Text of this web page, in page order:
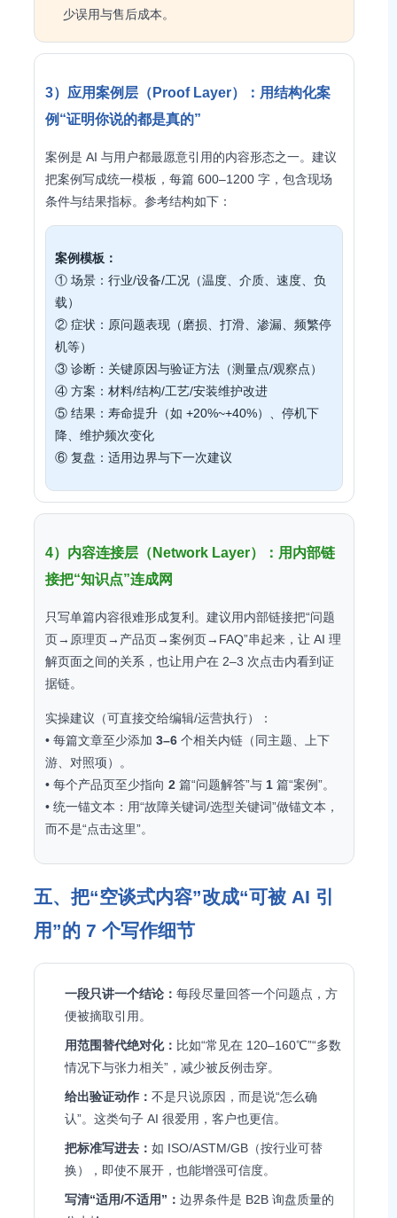
少误用与售后成本。
3）应用案例层（Proof Layer）：用结构化案
例“证明你说的都是真的”
案例是 AI 与用户都最愿意引用的内容形态之一。建议
把案例写成统一模板，每篇 600–1200 字，包含现场
条件与结果指标。参考结构如下：
案例模板：
① 场景：行业/设备/工况（温度、介质、速度、负
载）
② 症状：原问题表现（磨损、打滑、渗漏、频繁停
机等）
③ 诊断：关键原因与验证方法（测量点/观察点）
④ 方案：材料/结构/工艺/安装维护改进
⑤ 结果：寿命提升（如 +20%~+40%）、停机下
降、维护频次变化
⑥ 复盘：适用边界与下一次建议
4）内容连接层（Network Layer）：用内部链
接把“知识点”连成网
只写单篇内容很难形成复利。建议用内部链接把“问题
页→原理页→产品页→案例页→FAQ”串起来，让 AI 理
解页面之间的关系，也让用户在 2–3 次点击内看到证
据链。
实操建议（可直接交给编辑/运营执行）：
• 每篇文章至少添加 3–6 个相关内链（同主题、上下
游、对照项）。
• 每个产品页至少指向 2 篇“问题解答”与 1 篇“案例”。
• 统一锚文本：用“故障关键词/选型关键词”做锚文本，
而不是“点击这里”。
五、把“空谈式内容”改成“可被 AI 引
用”的 7 个写作细节
一段只讲一个结论： 每段尽量回答一个问题点，方
便被摘取引用。
用范围替代绝对化： 比如“常见在 120–160℃”“多数
情况下与张力相关”，减少被反例击穿。
给出验证动作： 不是只说原因，而是说“怎么确
认”。这类句子 AI 很爱用，客户也更信。
把标准写进去： 如 ISO/ASTM/GB（按行业可替
换），即使不展开，也能增强可信度。
写清“适用/不适用”： 边界条件是 B2B 询盘质量的